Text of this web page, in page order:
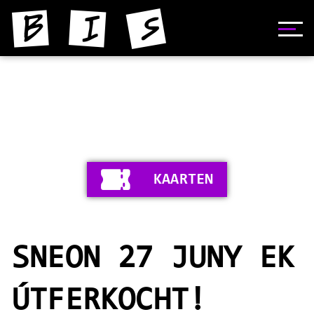
FOTO'S
STIPERS
VIDEO'S
KAARTEN
SNEON 27 JUNY EK
ÚTFERKOCHT!